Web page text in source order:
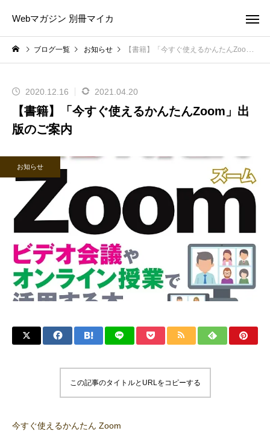
Webマガジン 別冊マイカ
ブログ一覧 お知らせ 【書籍】「今すぐ使えるかんたんZoom」出版のご案内
2020.12.16 2021.04.20
【書籍】「今すぐ使えるかんたんZoom」出
版のご案内
お知らせ
この記事のタイトルとURLをコピーする
今すぐ使えるかんたん Zoom